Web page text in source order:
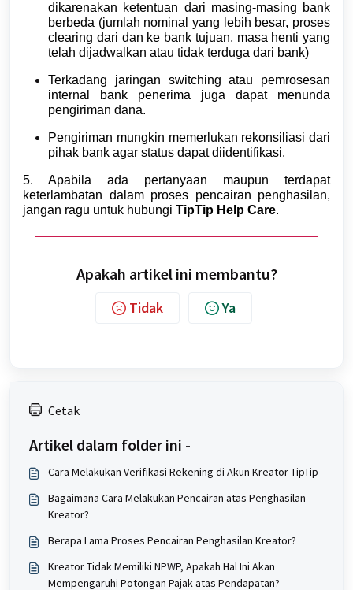
dikarenakan ketentuan dari masing-masing bank
berbeda (jumlah nominal yang lebih besar, proses
clearing dari dan ke bank tujuan, masa henti yang
telah dijadwalkan atau tidak terduga dari bank)
Terkadang jaringan switching atau pemrosesan
internal bank penerima juga dapat menunda
pengiriman dana.
Pengiriman mungkin memerlukan rekonsiliasi dari
pihak bank agar status dapat diidentifikasi.
5. Apabila ada pertanyaan maupun terdapat
keterlambatan dalam proses pencairan penghasilan,
jangan ragu untuk hubungi TipTip Help Care.
Apakah artikel ini membantu?
Tidak Ya
Cetak
Artikel dalam folder ini -
Cara Melakukan Verifikasi Rekening di Akun Kreator TipTip
Bagaimana Cara Melakukan Pencairan atas Penghasilan
Kreator?
Berapa Lama Proses Pencairan Penghasilan Kreator?
Kreator Tidak Memiliki NPWP, Apakah Hal Ini Akan
Mempengaruhi Potongan Pajak atas Pendapatan?